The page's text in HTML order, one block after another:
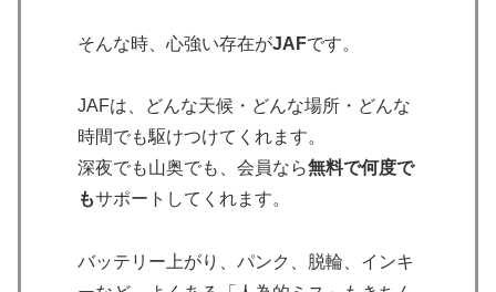
そんな時、心強い存在がJAFです。
JAFは、どんな天候・どんな場所・どんな
時間でも駆けつけてくれます。
深夜でも山奥でも、会員なら無料で何度で
もサポートしてくれます。
バッテリー上がり、パンク、脱輪、インキ